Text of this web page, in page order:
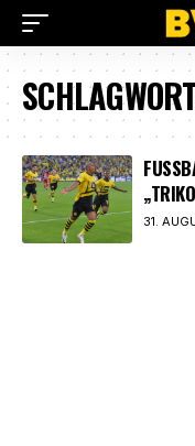
31.